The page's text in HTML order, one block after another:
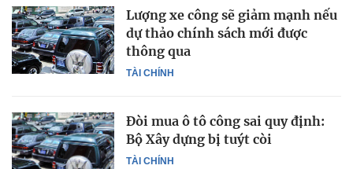
TÀI CHÍNH
Lượng xe công sẽ giảm mạnh nếu
dự thảo chính sách mới được
thông qua
TÀI CHÍNH
Đòi mua ô tô công sai quy định:
Bộ Xây dựng bị tuýt còi